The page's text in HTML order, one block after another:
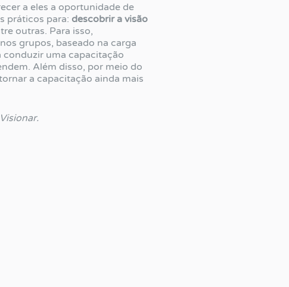
a eles a oportunidade de
práticos para: descobrir a visão
outras. Para isso,
grupos, baseado na carga
conduzir uma capacitação
Além disso, por meio do
a capacitação ainda mais
Visionar.